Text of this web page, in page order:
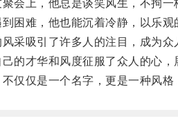
上，他总是谈笑风生，不拘一
难，他也能沉着冷静，以乐观
吸引了许多人的注目，成为众
才华和风度征服了众人的心，
仅是一个名字，更是一种风格